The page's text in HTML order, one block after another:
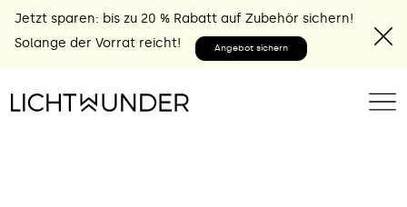
Jetzt sparen: bis zu 20 % Rabatt auf Zubehör sichern!
Solange der Vorrat reicht!
Angebot sichern